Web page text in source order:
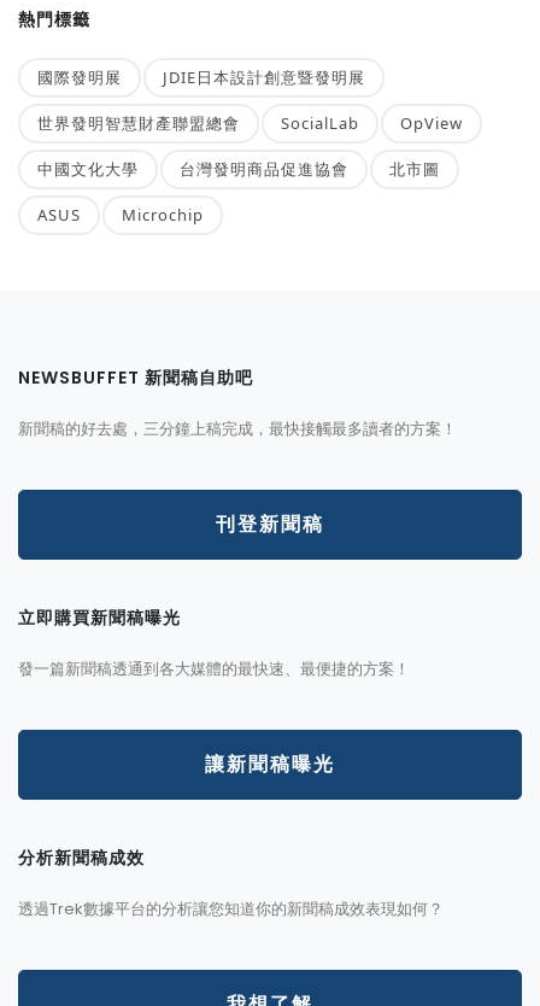
熱門標籤
國際發明展 JDIE日本設計創意暨發明展
世界發明智慧財產聯盟總會 SocialLab OpView
中國文化大學 台灣發明商品促進協會 北市圖
ASUS Microchip
NEWSBUFFET 新聞稿自助吧
新聞稿的好去處，三分鐘上稿完成，最快接觸最多讀者的方案！
刊登新聞稿
立即購買新聞稿曝光
發一篇新聞稿透通到各大媒體的最快速、最便捷的方案！
讓新聞稿曝光
分析新聞稿成效
透過Trek數據平台的分析讓您知道你的新聞稿成效表現如何？